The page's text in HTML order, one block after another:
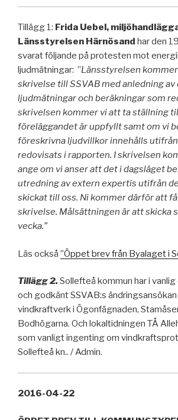
Tillägg 1: Frida Uebel,
Länsstyrelsen Härnösand har den
svarat följande på protesten mot
ljudmätningar: ”Länsstyrelsen
skrivelse till SSVAB med anledning av
ljudmätningar och beräkningar som
skrivelsen kommer vi att ta ställning
föreläggandet är uppfyllt samt om vi
föreskrivna ljudvillkor innehålls utifrån
redovisats i rapporten. I skrivelsen
ange om vi anser att det i dagsläget
utredning av extern expertis utifrån
skickat till oss. Ni kommer därför att
skrivelse. Målsättningen är att skicka
vecka.”
Läs också ”Öppet brev från Byalaget i
Tillägg 2. Sollefteå kommun har i
och godkänt SSVAB:s
vindkraftverk i Ögonfägnaden,
Bodhögarna. Och lokaltidningen TÅ
som vanligt ingenting om
Sollefteå kn.. / Admin.
2016-04-22